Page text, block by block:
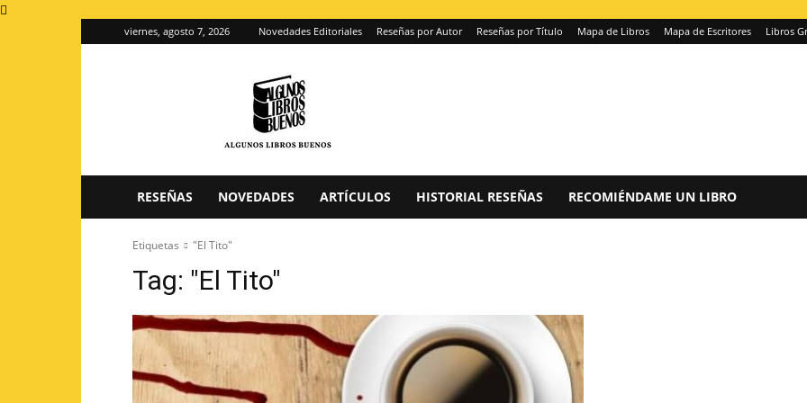
viernes, agosto 7, 2026 Novedades Editoriales Reseñas por Autor Reseñas por Título Mapa de Libros Mapa de Escritores Libros
de
reseñas
RESEÑAS NOVEDADES ARTÍCULOS HISTORIAL RESEÑAS RECOMIÉNDAME UN LIBRO
Etiquetas "El Tito"
Tag: "El Tito"